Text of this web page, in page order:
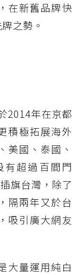
在新舊品牌快
之勢。
2014年在京都
積極拓展海外
美國、泰國、
有超過百間門
旗台灣，除了
隔兩年又於台
吸引廣大網友
大量運用純白